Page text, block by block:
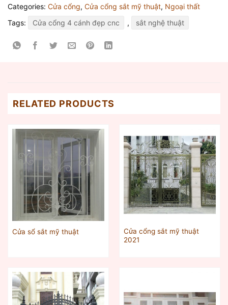
Categories: Cửa cổng, Cửa cổng sắt mỹ thuật, Ngoại thất
Tags:
Cửa cổng 4 cánh đẹp cnc , sắt nghệ thuật
RELATED PRODUCTS
Cửa sổ sắt mỹ thuật
Cửa cổng sắt mỹ thuật
2021